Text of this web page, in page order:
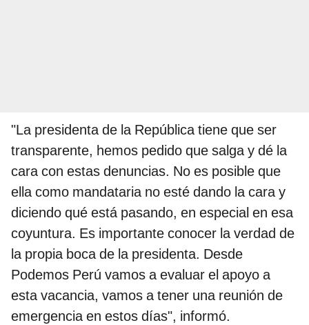
"La presidenta de la República tiene que ser
transparente, hemos pedido que salga y dé la
cara con estas denuncias. No es posible que
ella como mandataria no esté dando la cara y
diciendo qué está pasando, en especial en esa
coyuntura. Es importante conocer la verdad de
la propia boca de la presidenta. Desde
Podemos Perú vamos a evaluar el apoyo a
esta vacancia, vamos a tener una reunión de
emergencia en estos días", informó.